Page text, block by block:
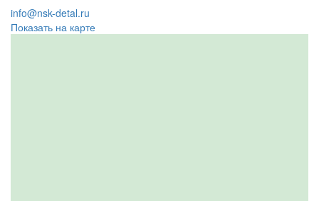
info@nsk-detal.ru
Показать на карте